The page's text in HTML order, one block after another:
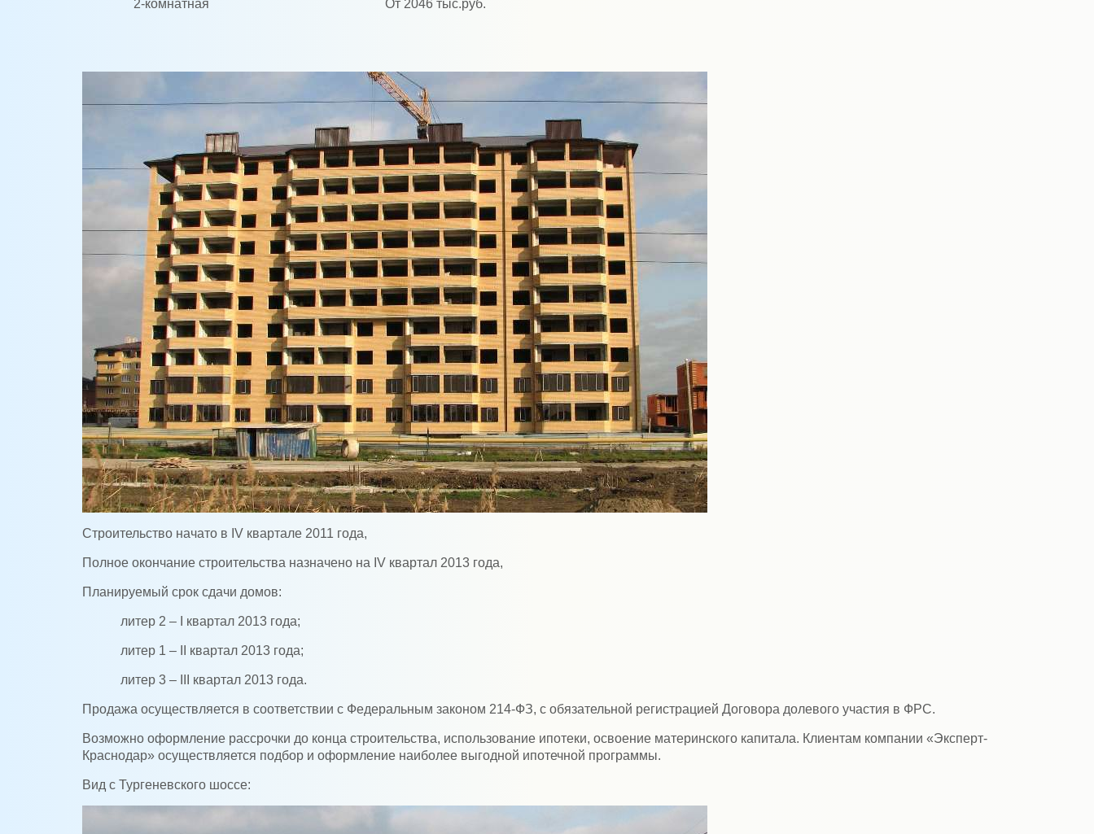
2-комнатная От 2046 тыс.руб.
Строительство начато в IV квартале 2011 года,
Полное окончание строительства назначено на IV квартал 2013 года,
Планируемый срок сдачи домов:
литер 2 – I квартал 2013 года;
литер 1 – II квартал 2013 года;
литер 3 – III квартал 2013 года.
Продажа осуществляется в соответствии с Федеральным законом 214-ФЗ, с обязательной регистрацией Договора долевого участия в ФРС.
Возможно оформление рассрочки до конца строительства, использование ипотеки, освоение материнского капитала. Клиентам компании «Эксперт-
Краснодар» осуществляется подбор и оформление наиболее выгодной ипотечной программы.
Вид с Тургеневского шоссе: